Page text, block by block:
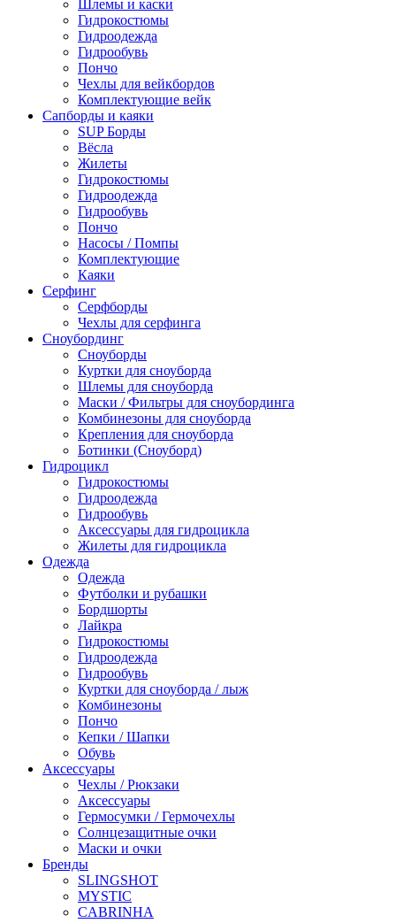
Шлемы и каски
Гидрокостюмы
Гидроодежда
Гидрообувь
Пончо
Чехлы для вейкбордов
Комплектующие вейк
Сапборды и каяки
SUP Борды
Вёсла
Жилеты
Гидрокостюмы
Гидроодежда
Гидрообувь
Пончо
Насосы / Помпы
Комплектующие
Каяки
Серфинг
Серфборды
Чехлы для серфинга
Сноубординг
Сноуборды
Куртки для сноуборда
Шлемы для сноуборда
Маски / Фильтры для сноубординга
Комбинезоны для сноуборда
Крепления для сноуборда
Ботинки (Сноуборд)
Гидроцикл
Гидрокостюмы
Гидроодежда
Гидрообувь
Аксессуары для гидроцикла
Жилеты для гидроцикла
Одежда
Одежда
Футболки и рубашки
Бордшорты
Лайкра
Гидрокостюмы
Гидроодежда
Гидрообувь
Куртки для сноуборда / лыж
Комбинезоны
Пончо
Кепки / Шапки
Обувь
Аксессуары
Чехлы / Рюкзаки
Аксессуары
Гермосумки / Гермочехлы
Солнцезащитные очки
Маски и очки
Бренды
SLINGSHOT
MYSTIC
CABRINHA